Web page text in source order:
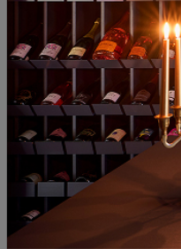
Виж подобни продукти
ПОДОБНИ ПРОДУКТИ